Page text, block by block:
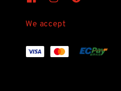
We accept